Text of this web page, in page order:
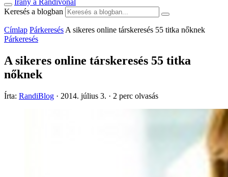
Irány a Randivonal
Keresés a blogban
Címlap Párkeresés A sikeres online társkeresés 55 titka nőknek
Párkeresés
A sikeres online társkeresés 55 titka
nőknek
Írta: RandiBlog · 2014. július 3. · 2 perc olvasás